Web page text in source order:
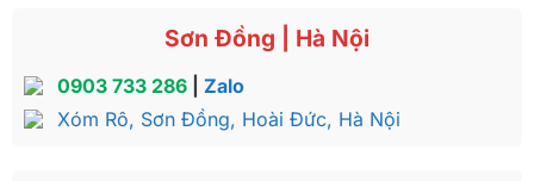
Sơn Đồng | Hà Nội
0903 733 286| Zalo
Xóm Rô, Sơn Đồng, Hoài Đức, Hà Nội